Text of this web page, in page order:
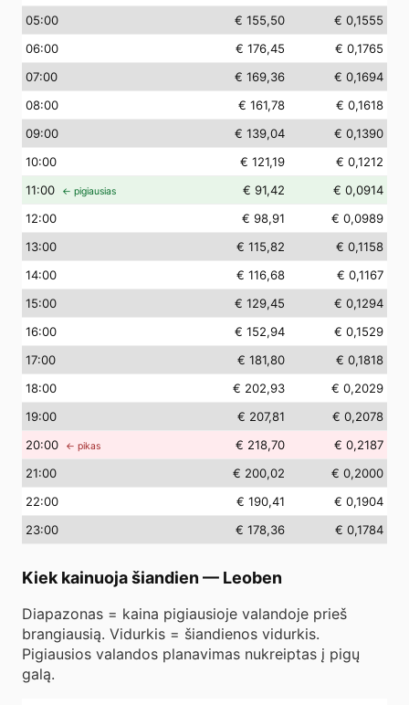
05:00 € 155,50
€ 0,1555
06:00 € 176,45
€ 0,1765
07:00 € 169,36
€ 0,1694
08:00 € 161,78
€ 0,1618
09:00 € 139,04
€ 0,1390
10:00 € 121,19
€ 0,1212
11:00 ← pigiausias € 91,42
€ 0,0914
12:00 € 98,91
€ 0,0989
13:00 € 115,82
€ 0,1158
14:00 € 116,68
€ 0,1167
15:00 € 129,45
€ 0,1294
16:00 € 152,94
€ 0,1529
17:00 € 181,80
€ 0,1818
18:00 € 202,93
€ 0,2029
19:00 € 207,81
€ 0,2078
20:00 ← pikas € 218,70
€ 0,2187
21:00 € 200,02
€ 0,2000
22:00 € 190,41
€ 0,1904
23:00 € 178,36 € 0,1784
Kiek kainuoja šiandien — Leoben
Diapazonas = kaina pigiausioje valandoje prieš
brangiausią. Vidurkis = šiandienos vidurkis.
Pigiausios valandos planavimas nukreiptas į pigų
galą.